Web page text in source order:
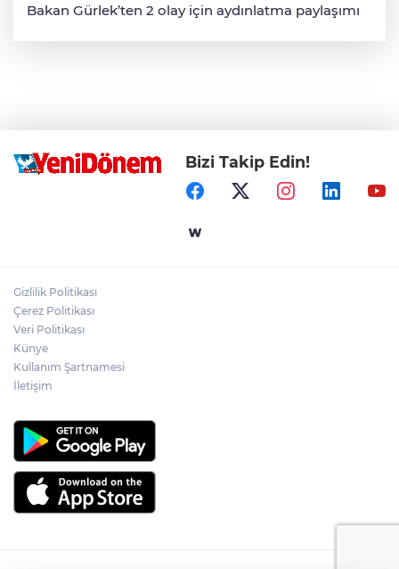
Bakan Gürlek’ten 2 olay için aydınlatma paylaşımı
Bizi Takip Edin!
Gizlilik Politikası
Çerez Politikası
Veri Politikası
Künye
Kullanım Şartnamesi
İletişim